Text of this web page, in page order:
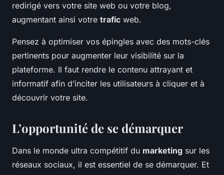
redirigé vers votre site web ou votre blog,
augmentant ainsi votre trafic web.
Pensez à optimiser vos épingles avec des mots-clés
pertinents pour augmenter leur visibilité sur la
plateforme. Il faut rendre le contenu attrayant et
informatif afin d’inciter les utilisateurs à cliquer et à
découvrir votre site.
L’opportunité de se démarquer
Dans le monde ultra compétitif du marketing sur les
réseaux sociaux, il est essentiel de se démarquer. Et